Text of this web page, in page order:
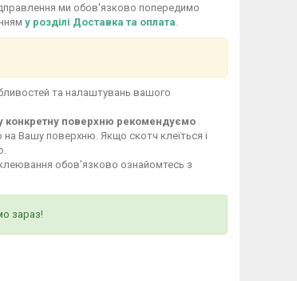
ми обов'язково попередимо
у розділі Доставка та оплата
та налаштувань вашого
конкретну поверхню рекомендуємо
на Вашу поверхню. Якщо скотч клеїться і
обов'язково ознайомтесь з
зараз!